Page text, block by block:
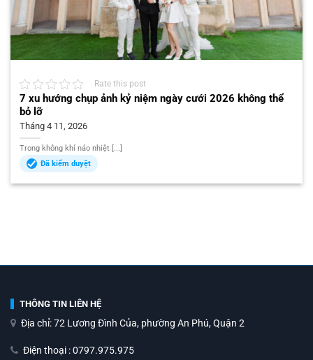
Rate this post
7 xu hướng chụp ảnh kỷ niệm ngày cưới 2026 không thể
bỏ lỡ
Tháng 4 11, 2026
Trong không khí náo nhiệt [...]
Đã kiểm duyệt
THÔNG TIN LIÊN HỆ
Địa chỉ: 72 Lương Đình Của, phường An Phú, Quận 2
Điện thoại : 0797.975.975